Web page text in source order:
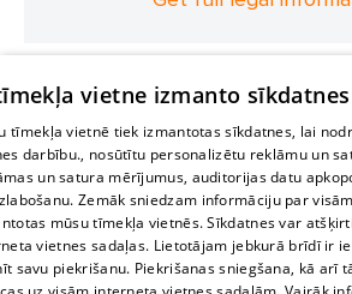
vietne izmanto sīkdatnes
tīmekļa vietnē tiek izmantotas sīkdatnes, lai
darbību., nosūtītu personalizētu reklāmu un
un satura mērījumus, auditorijas datu
Zemāk sniedzam informāciju par
mūsu tīmekļa vietnēs. Sīkdatnes var
vietnes sadaļas. Lietotājam jebkurā brīdī ir
savu piekrišanu. Piekrišanas sniegšana, kā arī